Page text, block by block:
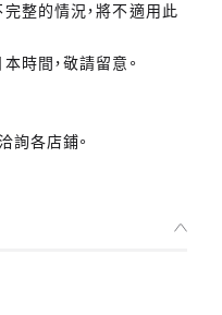
整的情況，將不適用此
時間，敬請留意。
詢各店鋪。